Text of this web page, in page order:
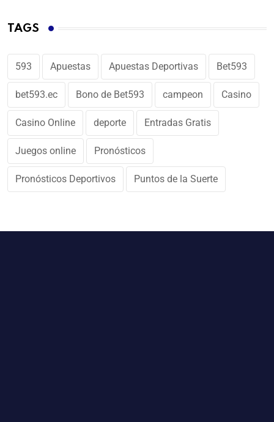
TAGS
593 Apuestas Apuestas Deportivas Bet593
bet593.ec Bono de Bet593 campeon Casino
Casino Online deporte Entradas Gratis
Juegos online Pronósticos
Pronósticos Deportivos Puntos de la Suerte